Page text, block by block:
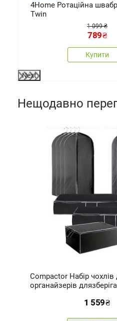
4Home Ротаційна
Twin
1 099 ₴
789₴
Купити
Next
Нещодавно
Compactor Набір чохлів
органайзерів
1 559₴